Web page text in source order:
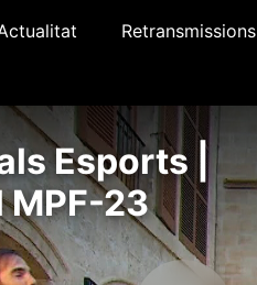
Retransmissions
Esports |
MPF-23